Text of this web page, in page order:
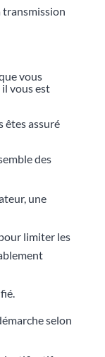
transmission
vous
vous est
êtes assuré
des
une
limiter les
selon